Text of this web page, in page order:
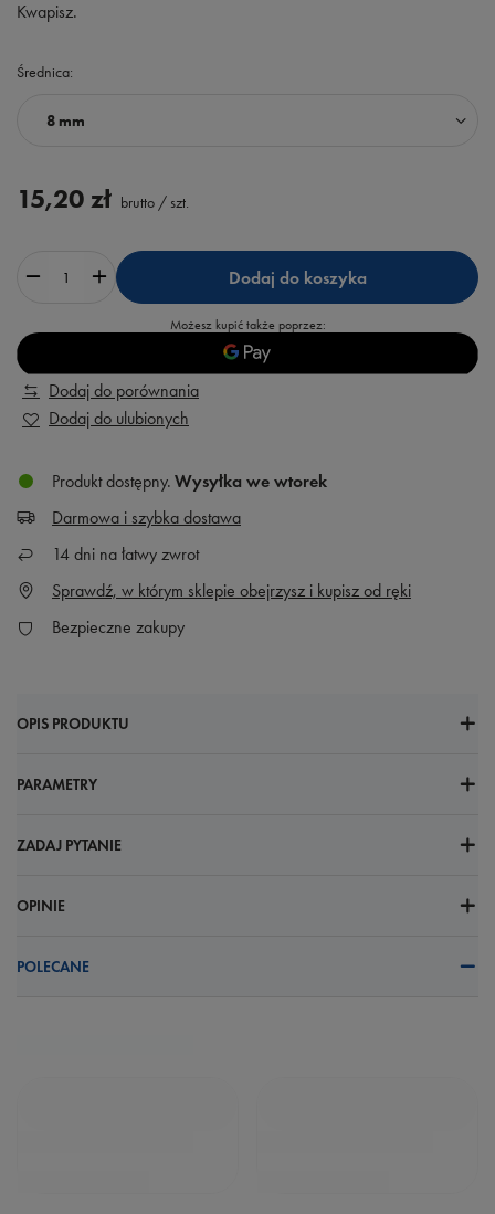
Kwapisz.
Średnica
8 mm
15,20 zł brutto / szt.
Dodaj do koszyka
Możesz kupić także poprzez:
Dodaj do porównania
Dodaj do ulubionych
Produkt dostępny Wysyłka we wtorek
Darmowa i szybka dostawa
14 dni na łatwy zwrot
Sprawdź, w którym sklepie obejrzysz i kupisz od ręki
Bezpieczne zakupy
OPIS PRODUKTU
PARAMETRY
ZADAJ PYTANIE
OPINIE
POLECANE